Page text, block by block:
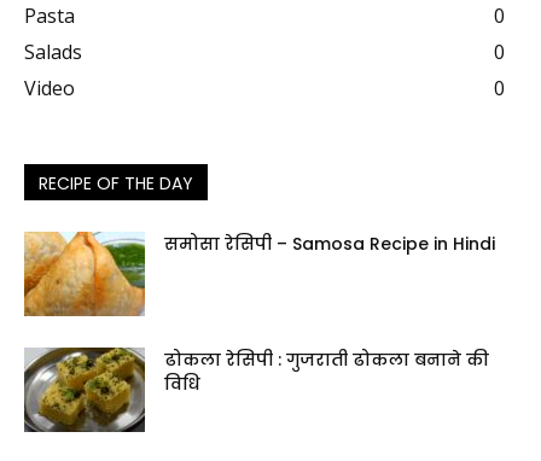
Pasta
0
Salads
0
Video
0
RECIPE OF THE DAY
समोसा रेसिपी – Samosa Recipe in Hindi
ढोकला रेसिपी : गुजराती ढोकला बनाने की
विधि